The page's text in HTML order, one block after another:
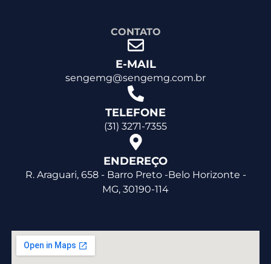
CONTATO
E-MAIL
sengemg@sengemg.com.br
TELEFONE
(31) 3271-7355
ENDEREÇO
R. Araguari, 658 - Barro Preto -Belo Horizonte -
MG, 30190-114